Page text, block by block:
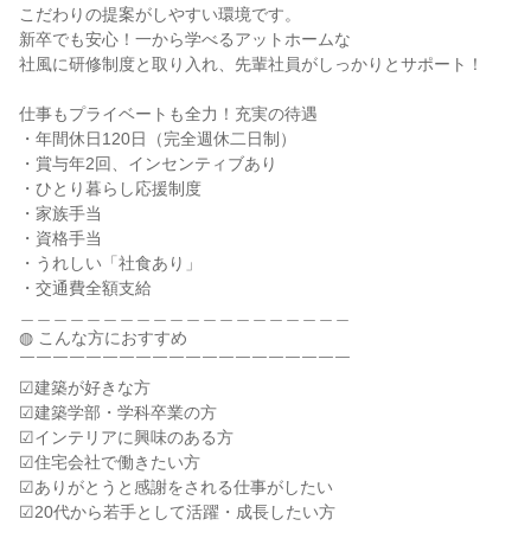
こだわりの提案がしやすい環境です。
新卒でも安心！一から学べるアットホームな
社風に研修制度と取り入れ、先輩社員がしっかりとサポート！
仕事もプライベートも全力！充実の待遇
・年間休日120日（完全週休二日制）
・賞与年2回、インセンティブあり
・ひとり暮らし応援制度
・家族手当
・資格手当
・うれしい「社食あり」
・交通費全額支給
◍ こんな方におすすめ
￣￣￣￣￣￣￣￣￣￣￣￣￣￣￣￣￣￣￣￣
☑建築が好きな方
☑建築学部・学科卒業の方
☑インテリアに興味のある方
☑住宅会社で働きたい方
☑ありがとうと感謝をされる仕事がしたい
☑20代から若手として活躍・成長したい方